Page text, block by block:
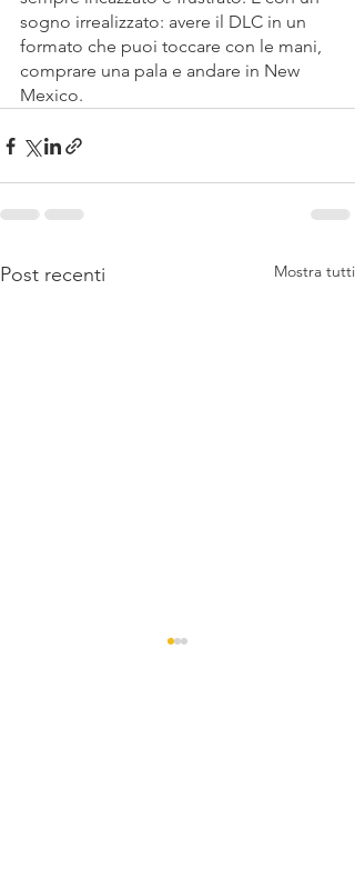
sogno irrealizzato: avere il DLC in un
formato che puoi toccare con le mani,
comprare una pala e andare in New
Mexico.
Post recenti Mostra tutti